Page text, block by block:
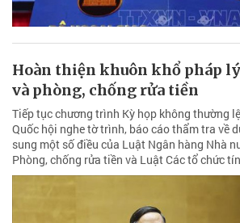
Hoàn thiện khuôn khổ pháp
và phòng, chống rửa tiền
Tiếp tục chương trình Kỳ họp không thường
Quốc hội nghe tờ trình, báo cáo thẩm tra về
sung một số điều của Luật Ngân hàng Nhà
Phòng, chống rửa tiền và Luật Các tổ chức